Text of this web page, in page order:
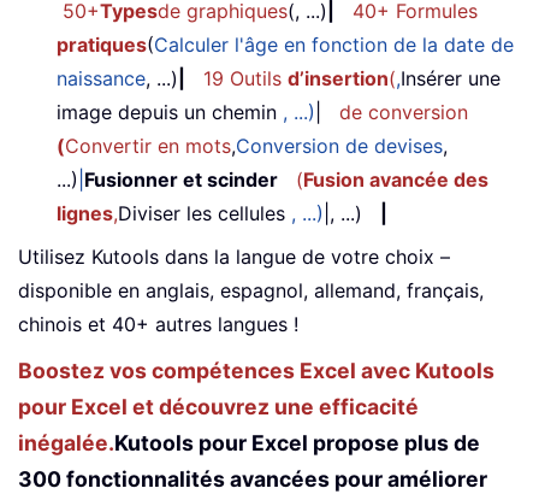
50+Typesde graphiques(, ...)
40+ Formules
pratiques(Calculer l'âge en fonction de la date de
naissance, ...) 19 Outils d’insertion(,Insérer une
image depuis un chemin , ...)
de conversion
(Convertir en mots,Conversion de devises,
...) Fusionner et scinder (Fusion avancée des
lignes,Diviser les cellules , ...) |, ...)
Utilisez Kutools dans la langue de votre choix –
disponible en anglais, espagnol, allemand, français,
chinois et 40+ autres langues !
Boostez vos compétences Excel avec Kutools
pour Excel et découvrez une efficacité
inégalée.Kutools pour Excel propose plus de
300 fonctionnalités avancées pour améliorer